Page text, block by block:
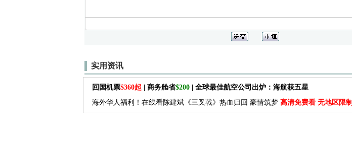
实用资讯
回国机票$360起 | 商务舱省$200| 全球最佳航空公司出炉：海航获五星
海外华人福利！在线看陈建斌《三叉戟》热血归回 豪情筑梦 高清免费看 无地区限制